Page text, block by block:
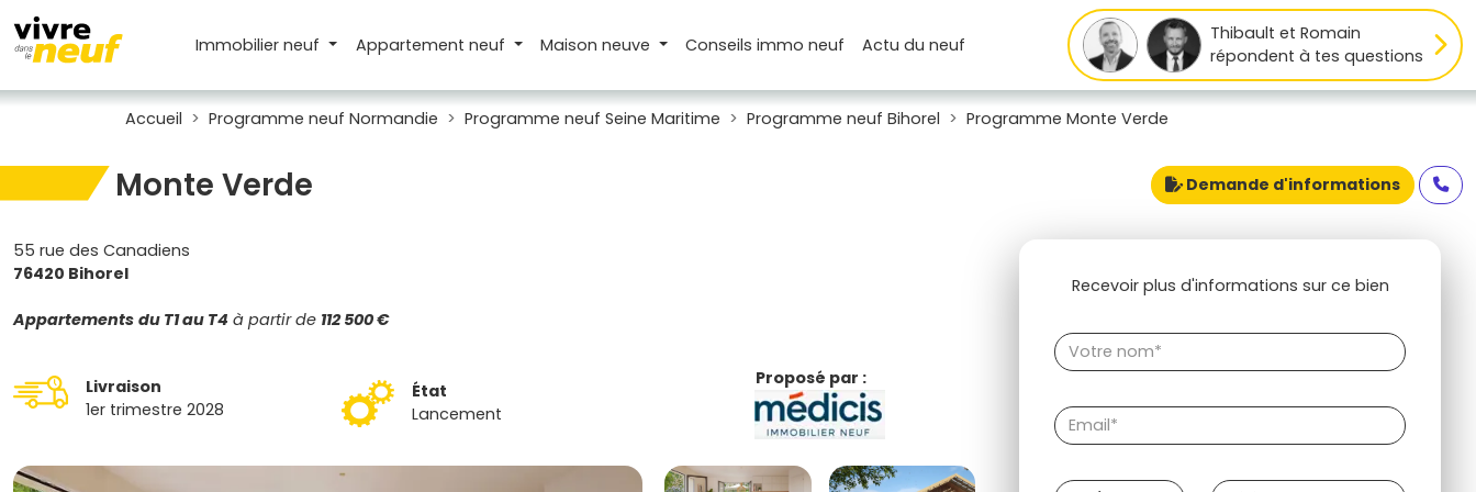
Immobilier neuf Appartement neuf Maison neuve Conseilsimmo neuf Actudu neuf
Thibault et Romain
répondent à tes questions
Accueil Programme neuf Normandie Programme neuf Seine Maritime Programme neuf Bihorel Programme Monte Verde
Monte Verde Demande d'informations
55 rue des Canadiens
76420 Bihorel
Appartements du T1 au T4 à partir de 112 500 €
Livraison
1er trimestre 2028
État
Lancement
Proposé par :
Recevoir plus d'informations sur ce bien